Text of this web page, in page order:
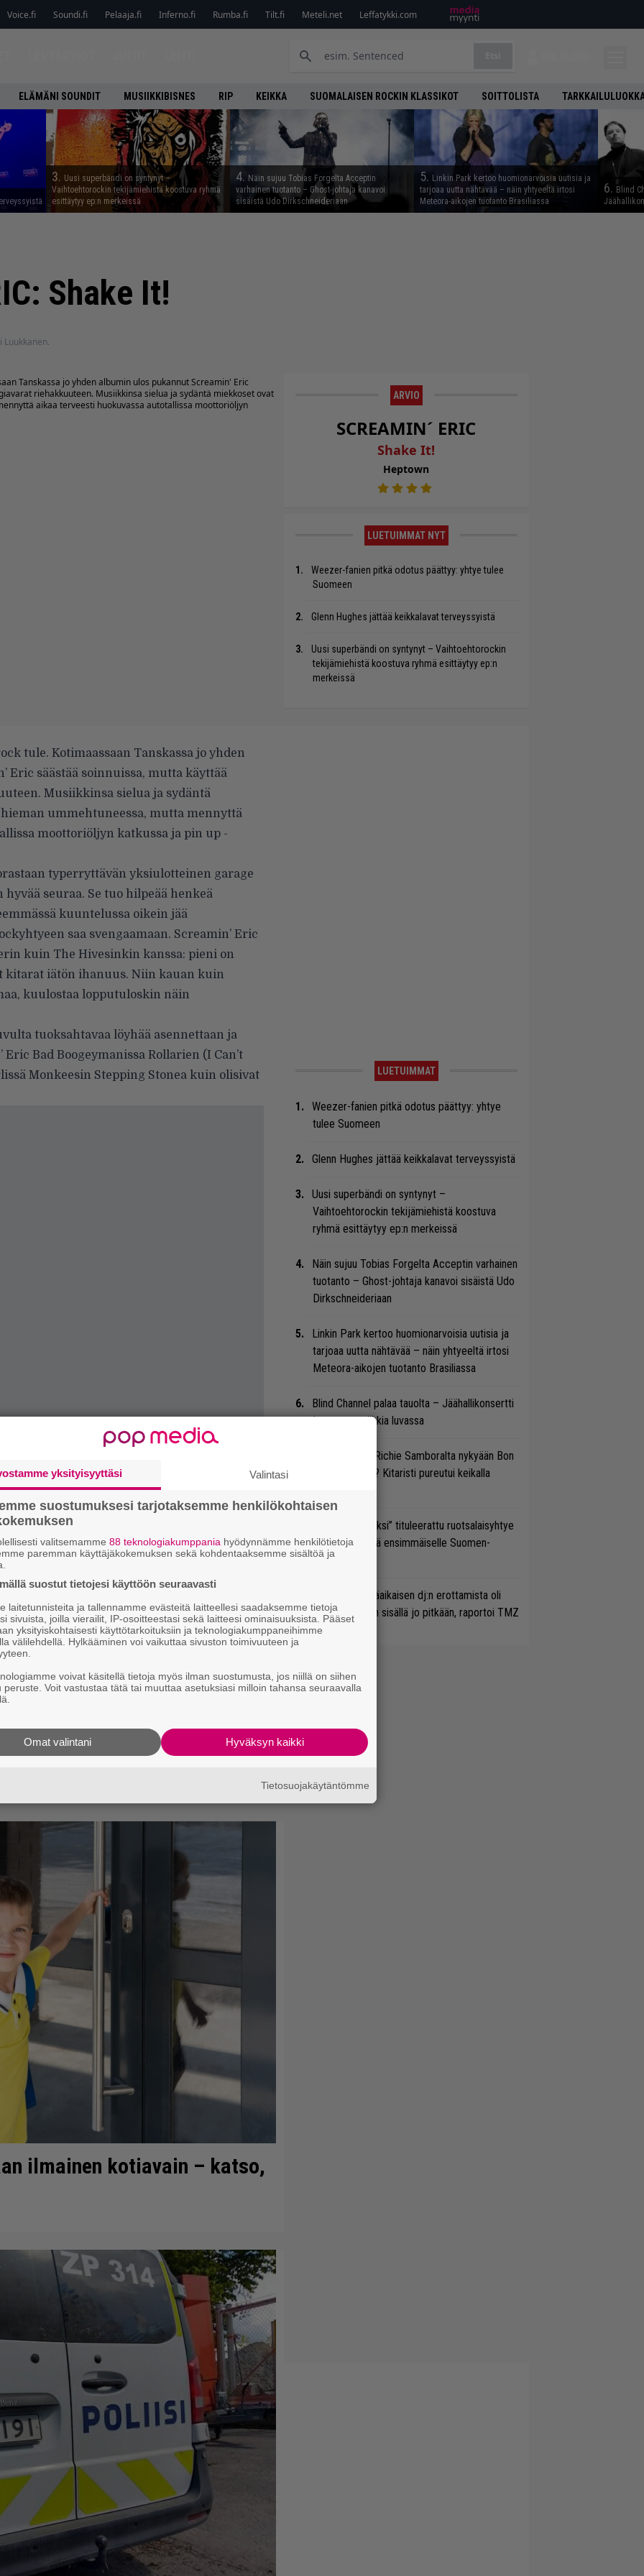
Voice.fi Soundi.fi Pelaaja.fi Inferno.fi Rumba.fi Tilt.fi Meteli.net Leffatykki.com
ELÄMÄNI SOUNDIT MUSIIKKIBISNES RIP KEIKKA SUOMALAISEN ROCKIN KLASSIKOT SOITTOLISTA
3. Uusi superbändi on syntynyt –
Vaihtoehtorockin tekijämiehistä koostuva ryhmä
esittäytyy ep:n merkeissä
4. Näin sujuu Tobias Forgelta Acceptin
varhainen tuotanto – Ghost-johtaja kanavoi
sisäistä Udo Dirkschneideriaan
5. Linkin Park kertoo huomionarvoisia uutisia ja
tarjoaa uutta nähtävää – näin yhtyeeltä irtosi
Meteora-aikojen tuotanto Brasiliassa
6. Blind
Shake It!
Luukkanen.
Tanskassa jo yhden albumin ulos pukannut Screamin' Eric
riehakkuuteen. Musiikkinsa sielua ja sydäntä miekkoset ovat
aikaa terveesti huokuvassa autotallissa moottoriöljyn
ARVIO
SCREAMIN´ ERIC
Shake It!
Heptown
LUETUIMMAT NYT
Weezer-fanien pitkä odotus päättyy: yhtye tulee
Suomeen
Glenn Hughes jättää keikkalavat terveyssyistä
Uusi superbändi on syntynyt – Vaihtoehtorockin
tekijämiehistä koostuva ryhmä esittäytyy ep:n
merkeissä
tule. Kotimaassaan Tanskassa jo yhden
Eric säästää soinnuissa, mutta käyttää
Musiikkinsa sielua ja sydäntä
ummehtuneessa, mutta mennyttä
moottoriöljyn katkussa ja pin up -
typerryttävän yksiulotteinen garage
seuraa. Se tuo hilpeää henkeä
kuuntelussa oikein jää
saa svengaamaan. Screamin’ Eric
kuin The Hivesinkin kanssa: pieni on
kitarat iätön ihanuus. Niin kauan kuin
kuulostaa lopputuloskin näin
tuoksahtavaa löyhää asennettaan ja
Bad Boogeymanissa Rollarien (I Can’t
Monkeesin Stepping Stonea kuin olisivat
lähettämä kirje löytyi –
perin näyttää
ilmainen kotiavain – katso,
LUETUIMMAT
Weezer-fanien pitkä odotus päättyy: yhtye
tulee Suomeen
Glenn Hughes jättää keikkalavat terveyssyistä
Uusi superbändi on syntynyt –
Vaihtoehtorockin tekijämiehistä koostuva
ryhmä esittäytyy ep:n merkeissä
Näin sujuu Tobias Forgelta Acceptin varhainen
tuotanto – Ghost-johtaja kanavoi sisäistä Udo
Dirkschneideriaan
Linkin Park kertoo huomionarvoisia uutisia ja
tarjoaa uutta nähtävää – näin yhtyeeltä irtosi
Meteora-aikojen tuotanto Brasiliassa
Blind Channel palaa tauolta – Jäähallikonsertti
ja uutta musiikkia luvassa
Miten sujuvat Richie Samboralta nykyään Bon
Jovi -hommat? Kitaristi pureutui keikalla
”Uudeksi Kentiksi” tituleerattu ruotsalaisyhtye
saapuu syksyllä ensimmäiselle Suomen-
kiertueelleen
Slipknotin pitkäaikaisen dj:n erottamista oli
mietitty bändin sisällä jo pitkään, raportoi TMZ
yksityisyyttäsi Valintasi
suostumuksesi tarjotaksemme henkilökohtaisen
valitsemamme 88 teknologiakumppania hyödynnämme henkilötietoja
paremman käyttäjäkokemuksen sekä kohdentaaksemme sisältöä ja
suostut tietojesi käyttöön seuraavasti
laitetunnisteita ja tallennamme evästeitä laitteellesi saadaksemme tietoja
sivuista, joilla vierailit, IP-osoitteestasi sekä laitteesi ominaisuuksista. Pääset
yksityiskohtaisesti käyttötarkoituksiin ja teknologiakumppaneihimme
välilehdellä. Hylkääminen voi vaikuttaa sivuston toimivuuteen ja
voivat käsitellä tietoja myös ilman suostumusta, jos niillä on siihen
peruste. Voit vastustaa tätä tai muuttaa asetuksiasi milloin tahansa seuraavalla
Hyväksyn kaikki
Omat valintani
Tietosuojakäytäntömme